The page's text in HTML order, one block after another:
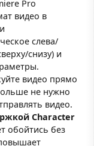
Pro
видео в
слева/
снизу) и
видео прямо
не нужно
видео.
Character
обойтись без